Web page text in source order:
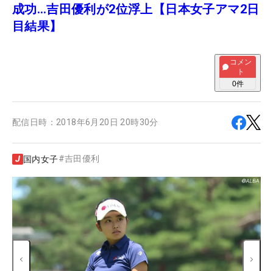
成功…吉田優利が2位浮上【日本女子アマ2日
目結果】
コメン
ト
0件
配信日時： 2018年6月20日 20時30分
国内女子#吉田優利